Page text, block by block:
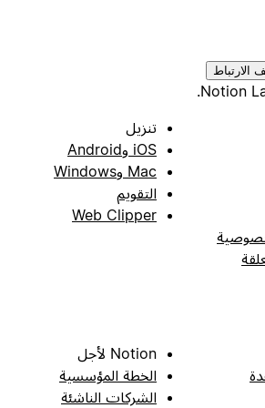
تنزيل
iOS وAndroid
Mac وWindows
التقويم
Web Clipper
Notion لأجل
الخطة المؤسسية
الشركات الناشئة